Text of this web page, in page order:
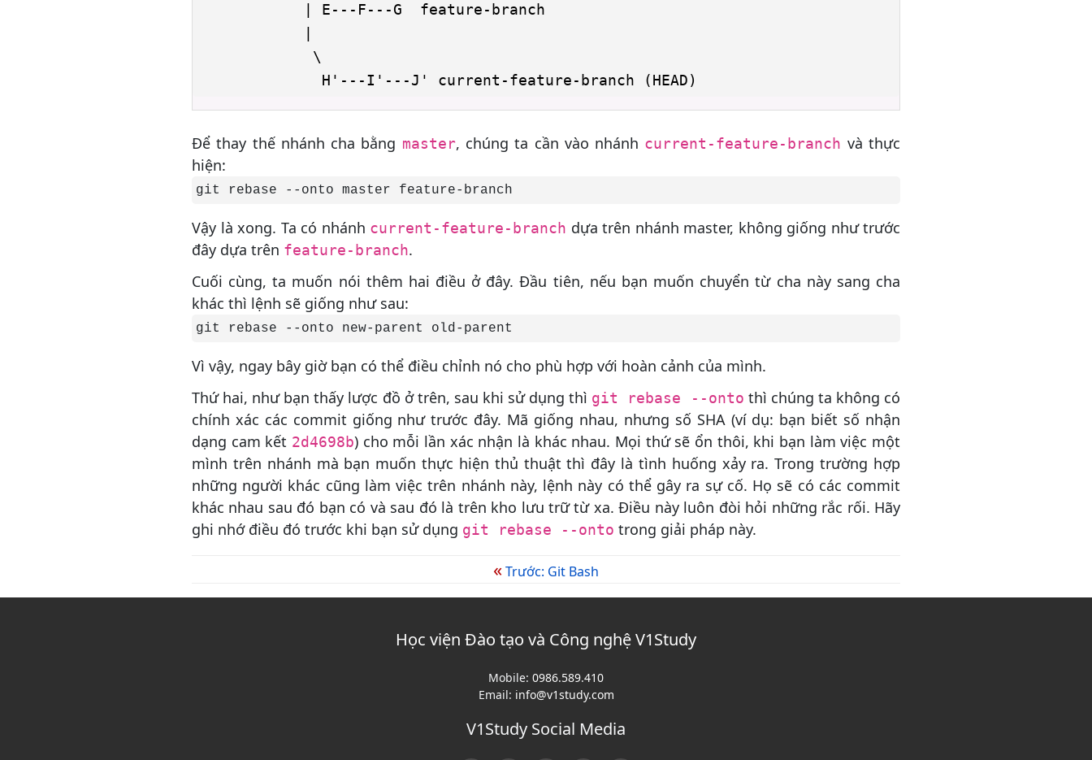
            | E---F---G  feature-branch
             \
Để thay thế nhánh cha bằng master, chúng ta cần vào nhánh current-feature-branch và thực
hiện:
Vậy là xong. Ta có nhánh current-feature-branch dựa trên nhánh master, không giống như trước
đây dựa trên feature-branch.
Cuối cùng, ta muốn nói thêm hai điều ở đây. Đầu tiên, nếu bạn muốn chuyển từ cha này sang cha
khác thì lệnh sẽ giống như sau:
Vì vậy, ngay bây giờ bạn có thể điều chỉnh nó cho phù hợp với hoàn cảnh của mình.
Thứ hai, như bạn thấy lược đồ ở trên, sau khi sử dụng thì git rebase --onto thì chúng ta không có
chính xác các commit giống như trước đây. Mã giống nhau, nhưng số SHA (ví dụ: bạn biết số nhận
dạng cam kết 2d4698b) cho mỗi lần xác nhận là khác nhau. Mọi thứ sẽ ổn thôi, khi bạn làm việc một
mình trên nhánh mà bạn muốn thực hiện thủ thuật thì đây là tình huống xảy ra. Trong trường hợp
những người khác cũng làm việc trên nhánh này, lệnh này có thể gây ra sự cố. Họ sẽ có các commit
khác nhau sau đó bạn có và sau đó là trên kho lưu trữ từ xa. Điều này luôn đòi hỏi những rắc rối. Hãy
ghi nhớ điều đó trước khi bạn sử dụng git rebase --onto trong giải pháp này.
«Trước: Git Bash
Học viện Đào tạo và Công nghệ V1Study
Mobile: 0986.589.410
Email: info@v1study.com
V1Study Social Media